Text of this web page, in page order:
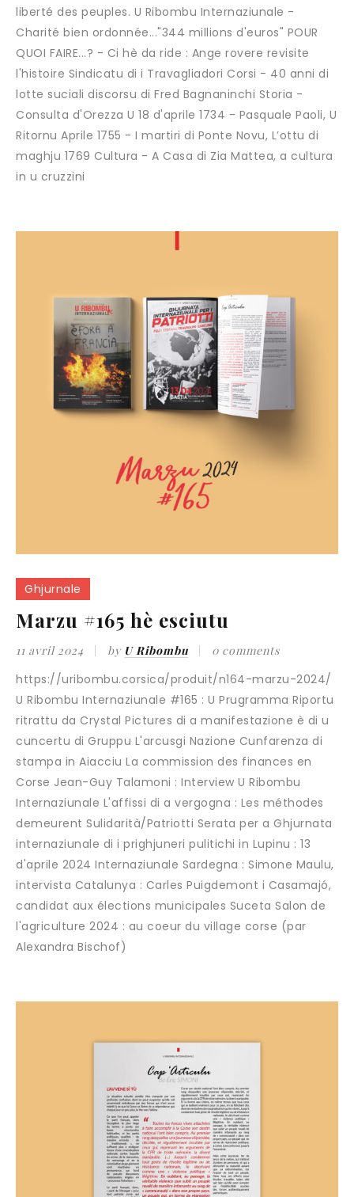
liberté des peuples. U Ribombu Internaziunale -
Charité bien ordonnée..."344 millions d'euros" POUR
QUOI FAIRE...? - Ci hè da ride : Ange rovere revisite
l'histoire Sindicatu di i Travagliadori Corsi - 40 anni di
lotte suciali discorsu di Fred Bagnaninchi Storia -
Consulta d'Orezza U 18 d'aprile 1734 - Pasquale Paoli, U
Ritornu Aprile 1755 - I martiri di Ponte Novu, L’ottu di
maghju 1769 Cultura - A Casa di Zia Mattea, a cultura
in u cruzzini
Ghjurnale
Marzu #165 hè esciutu
11 avril 2024 by U Ribombu 0 comments
https://uribombu.corsica/produit/n164-marzu-2024/
U Ribombu Internaziunale #165 : U Prugramma Riportu
ritrattu da Crystal Pictures di a manifestazione è di u
cuncertu di Gruppu L'arcusgi Nazione Cunfarenza di
stampa in Aiacciu La commission des finances en
Corse Jean-Guy Talamoni : Interview U Ribombu
Internaziunale L'affissi di a vergogna : Les méthodes
demeurent Sulidarità/Patriotti Serata per a Ghjurnata
internaziunale di i prighjuneri pulitichi in Lupinu : 13
d'aprile 2024 Internaziunale Sardegna : Simone Maulu,
intervista Catalunya : Carles Puigdemont i Casamajó,
candidat aux élections municipales Suceta Salon de
l'agriculture 2024 : au coeur du village corse (par
Alexandra Bischof)